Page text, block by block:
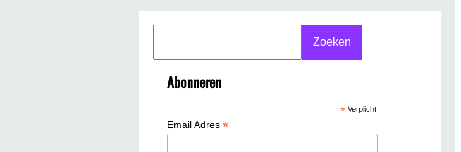
Zoeken
Abonneren
* Verplicht
Email Adres *